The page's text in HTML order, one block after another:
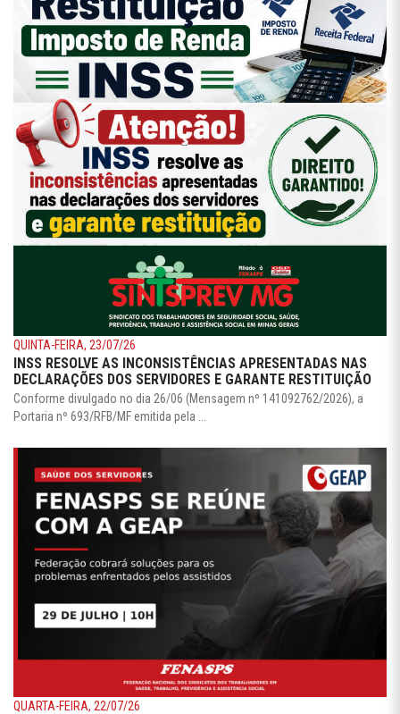
QUINTA-FEIRA, 23/07/26
INSS RESOLVE AS INCONSISTÊNCIAS APRESENTADAS NAS
DECLARAÇÕES DOS SERVIDORES E GARANTE RESTITUIÇÃO
Conforme divulgado no dia 26/06 (Mensagem nº 141092762/2026), a
Portaria nº 693/RFB/MF emitida pela ...
QUARTA-FEIRA, 22/07/26